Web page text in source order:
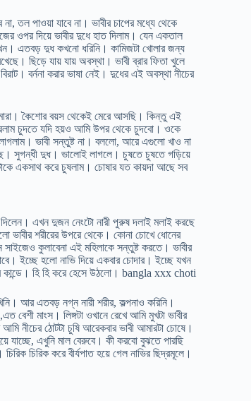
তল পাওয়া যাবে না। ভাবীর চাপের মধ্যে থেকে
ওপর দিয়ে ভাবীর দুধে হাত দিলাম। যেন একতাল
এতবড় দুধ কখনো ধরিনি। কামিজটা খোলার জন্য
ছিড়ে যায় যায় অবস্থা। ভাবী ব্রার ফিতা খুলে
বর্ননা করার ভাষা নেই। দুধের এই অবস্থা নীচের
কৈশোর বয়স থেকেই মেরে আসছি। কিন্তু এই
করলাম চুদতে যদি হয়ও আমি উপর থেকে চুদবো। ওকে
ভাবী সন্তুষ্ট না। বললো, আরে এগুলো খাও না
সুগন্ধী দুধ। ভালোই লাগলে। চুষতে চুষতে গড়িয়ে
একসাথ করে চুষলাম। চোষার যত কায়দা আছে সব
এখন দুজন নেংটো নারী পুরুষ দলাই মলাই করছে
ভাবীর শরীরের উপরে থেকে। কোনা চোখে ধোনের
কুলাবেনা এই মহিলাকে সন্তুষ্ট করতে। ভাবীর
ইচ্ছে হলো নাভি দিয়ে একবার চোদার। ইচ্ছে যখন
কান্ডে। হি হি করে হেসে উঠলো। bangla xxx choti
আর এতবড় নগ্ন নারী শরীর, কল্পনাও করিনি।
বেশী মাংস। লিঙ্গটা ওখানে রেখে আমি মুখটা ভাবীর
নীচের ঠোটটা চুষি আরেকবার ভাবী আমারটা চোষে।
যাচ্ছে, এখুনি মাল বেরুবে। কী করবো বুঝতে পারছি
চিরিক করে বীর্যপাত হয়ে গেল নাভির ছিদ্রমূলে।